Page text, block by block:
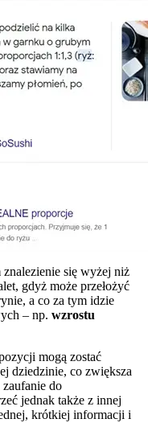
się wyżej niż
gdyż może przełożyć
a co za tym idzie
– np. wzrostu
mogą zostać
dziedzinie, co zwiększa
do
jednak także z innej
krótkiej informacji i